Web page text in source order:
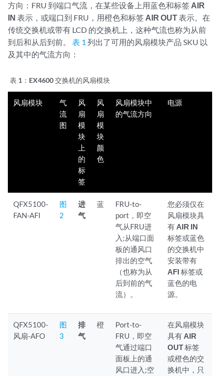
方向：FRU 到端口气流，在某些设备上用蓝色和标签 AIR
IN 表示，或端口到 FRU，用橙色和标签 AIR OUT表示。在
传统交换机或带有 LCD 的交换机上，这种气流也称为从前
到后和从后到前。 表 1 列出了可用的风扇模块产品 SKU 以
及其中的气流方向：
表 1： EX4600 交换机的风扇模块
风扇模块
气
流
图
风
扇
模
块
上
的
标
签
风
扇
模
块
颜
色
风扇模块中
的气流方向
电源
QFX5100-
FAN-AFI
图
2
进
气
蓝
FRU-to-
port，即空
气从FRU进
入;从端口面
板的通风口
排出的空气
（也称为从
后到前的气
流）。
您必须仅在
风扇模块具
有 AIR IN
标签或蓝色
的交换机中
安装带有
AFI标签或
蓝色的电
源。
QFX5100-
风扇-AFO
图
3
排
气
橙
Port-to-
FRU，即空
气通过端口
面板上的通
风口进入;空
在风扇模块
具有 AIR
OUT标签
或橙色的交
换机中，只